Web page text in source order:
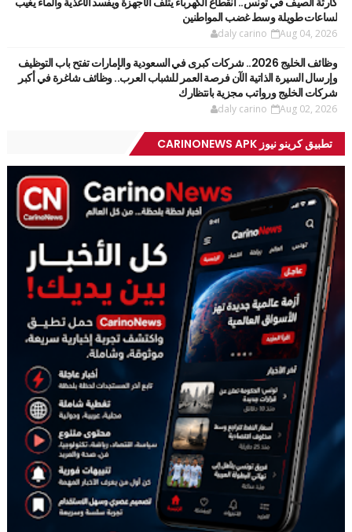
لساعات طويلة وسط غضب المواطنين
daly carino Aug 04, 2026
وظائف الخليج 2026.. شركات كبرى في السعودية والإمارات تفتح باب التوظيف
وإرسال السيرة الذاتية الآن فرصة العمر للشباب العرب.. وظائف شاغرة في أكبر
شركات الخليج ورواتب مجزية بانتظارك
daly carino Aug 02, 2026
تطبيق كرينو نيوز CARINONEWS APK